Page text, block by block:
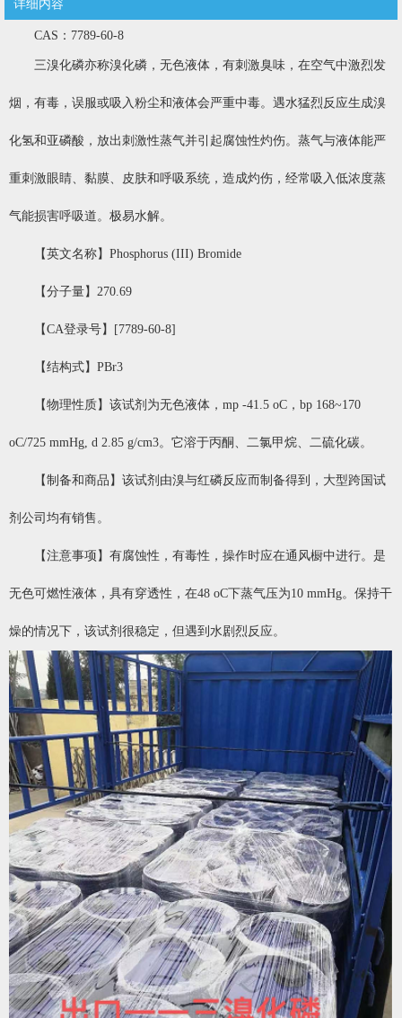
详细内容
CAS：7789-60-8
三溴化磷亦称溴化磷，无色液体，有刺激臭味，在空气中激烈发
烟，有毒，误服或吸入粉尘和液体会严重中毒。遇水猛烈反应生成溴
化氢和亚磷酸，放出刺激性蒸气并引起腐蚀性灼伤。蒸气与液体能严
重刺激眼睛、黏膜、皮肤和呼吸系统，造成灼伤，经常吸入低浓度蒸
气能损害呼吸道。极易水解。
【英文名称】Phosphorus (III) Bromide
【分子量】270.69
【CA登录号】[7789-60-8]
【结构式】PBr3
【物理性质】该试剂为无色液体，mp -41.5 oC，bp 168~170
oC/725 mmHg, d 2.85 g/cm3。它溶于丙酮、二氯甲烷、二硫化碳。
【制备和商品】该试剂由溴与红磷反应而制备得到，大型跨国试
剂公司均有销售。
【注意事项】有腐蚀性，有毒性，操作时应在通风橱中进行。是
无色可燃性液体，具有穿透性，在48 oC下蒸气压为10 mmHg。保持干
燥的情况下，该试剂很稳定，但遇到水剧烈反应。